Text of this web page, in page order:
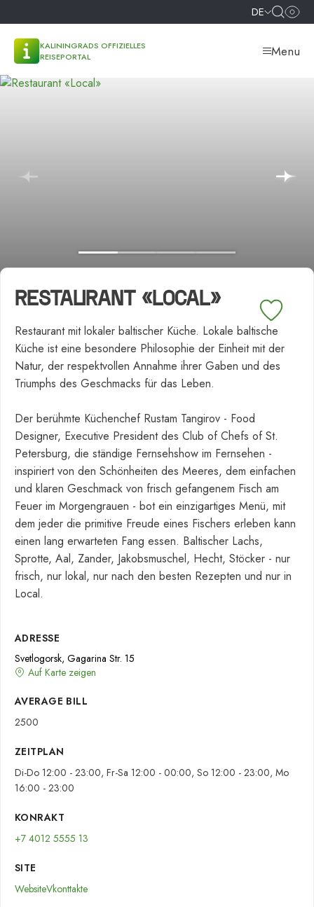
DE
KALININGRADS OFFIZIELLES
REISEPORTAL
Menu
RESTAURANT «LOCAL»
Restaurant mit lokaler baltischer Küche. Lokale baltische
Küche ist eine besondere Philosophie der Einheit mit der
Natur, der respektvollen Annahme ihrer Gaben und des
Triumphs des Geschmacks für das Leben.
Der berühmte Küchenchef Rustam Tangirov - Food
Designer, Executive President des Club of Chefs of St.
Petersburg, die ständige Fernsehshow im Fernsehen -
inspiriert von den Schönheiten des Meeres, dem einfachen
und klaren Geschmack von frisch gefangenem Fisch am
Feuer im Morgengrauen - bot ein einzigartiges Menü, mit
dem jeder die primitive Freude eines Fischers erleben kann
einen lang erwarteten Fang essen. Baltischer Lachs,
Sprotte, Aal, Zander, Jakobsmuschel, Hecht, Stöcker - nur
frisch, nur lokal, nur nach den besten Rezepten und nur in
Local.
ADRESSE
Svetlogorsk, Gagarina Str. 15
Auf Karte zeigen
AVERAGE BILL
2500
ZEITPLAN
Di-Do 12:00 - 23:00, Fr-Sa 12:00 - 00:00, So 12:00 - 23:00, Mo
16:00 - 23:00
KONRAKT
+7 4012 5555 13
SITE
WebsiteVkonttakte